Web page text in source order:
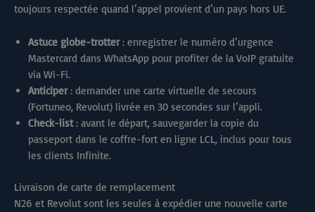
toujours respectée quand l’appel provient d’un pays hors UE.
Astuce globe-trotter: enregistrer le numéro d’urgence
Mastercard dans WhatsApp pour profiter de la VoIP gratuite
via Wi-Fi.
Anticiper: demander une carte virtuelle de secours
(Fortuneo, Revolut) livrée en 30 secondes sur l’appli.
Check-list: avant le départ, sauvegarder la copie du
passeport dans le coffre-fort en ligne LCL, inclus pour tous
les clients Infinite.
Livraison de carte de remplacement
N26 et Revolut sont les seules à expédier une nouvelle carte